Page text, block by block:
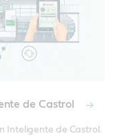
de Castrol
Inteligente de Castrol.